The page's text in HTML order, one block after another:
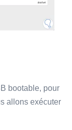
bootable, pour
allons exécuter